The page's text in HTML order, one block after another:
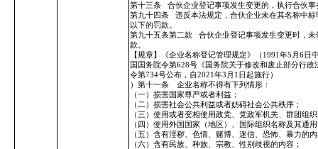
第十三条
合伙企业登记事项发生变更的，执行合伙
第九十四条
违反本法规定，合伙企业未在其名称中
以下的罚款。
第九十五条第二款
合伙企业登记事项发生变更时，
款。
【规章】《企业名称登记管理规定》（1991年5月6
国国务院令第628号《国务院关于修改和废止部分行
令第734号公布，自2021年3月1日起施行）
）第十一条 企业名称不得有下列情形：
（一）损害国家尊严或者利益；
（二）损害社会公共利益或者妨碍社会公共秩序；
（三）使用或者变相使用政党、党政军机关、群团组
（四）使用外国国家（地区）、国际组织名称及其通
（五）含有淫秽、色情、赌博、迷信、恐怖、暴力的
（六）含有民族、种族、宗教、性别歧视的内容；